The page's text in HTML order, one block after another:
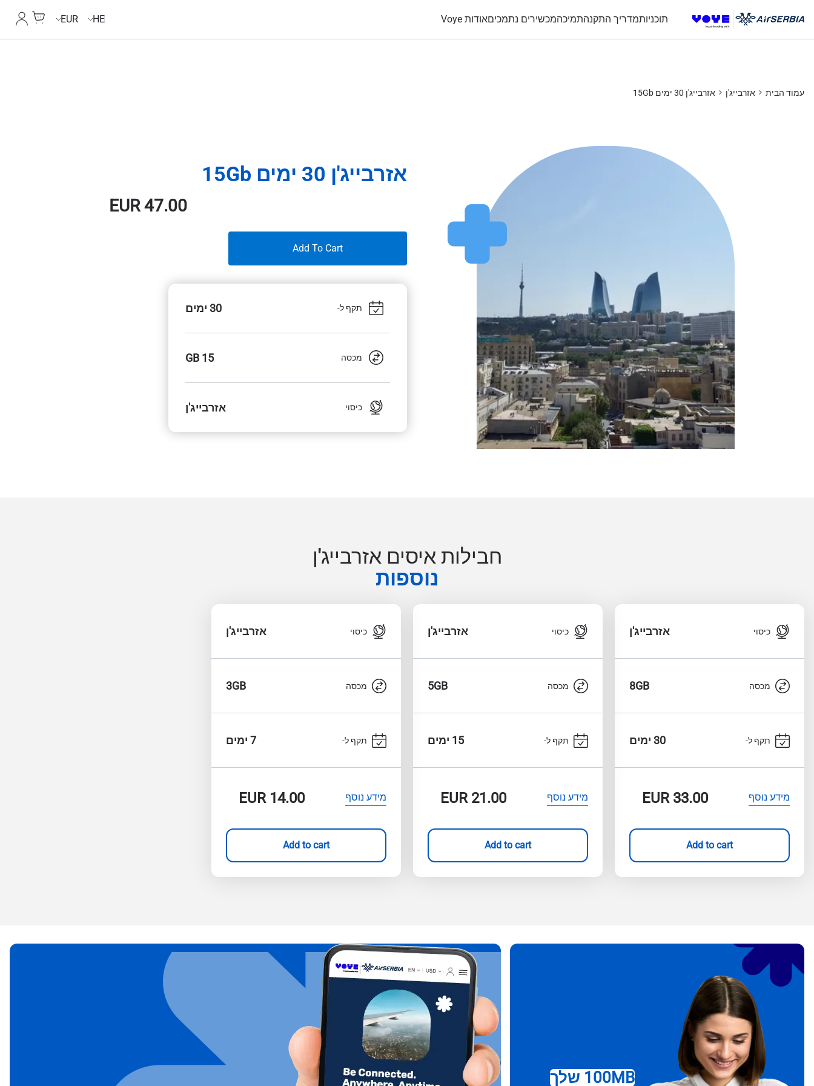
תוכניותמדריך התקנהתמיכהמכשירים נתמכיםאודות Voye HE
EUR
עמוד הבית אזרבייג'ן אזרבייג'ן 30 ימים 15Gb
אזרבייג'ן 30 ימים 15Gb
EUR47.00
Add To Cart
תקף ל- 30 ימים
מכסה 15 GB
כיסוי אזרבייג'ן
חבילות איסים אזרבייג'ן
נוספות
כיסוי אזרבייג'ן
מכסה 8GB
תקף ל- 30 ימים
מידע נוסף EUR33.00
Add to cart
כיסוי אזרבייג'ן
מכסה 5GB
תקף ל- 15 ימים
מידע נוסף EUR21.00
Add to cart
כיסוי אזרבייג'ן
מכסה 3GB
תקף ל- 7 ימים
מידע נוסף EUR14.00
Add to cart
100MB שלך